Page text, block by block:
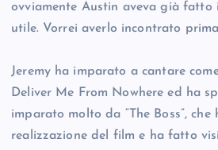
ovviamente Austin aveva già fatto
utile. Vorrei averlo incontrato
Jeremy ha imparato a cantare
Deliver Me From Nowhere ed ha
imparato molto da “The Boss”,
realizzazione del film e ha fatto